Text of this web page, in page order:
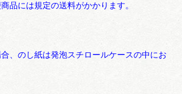
品には規定の送料がかかります。
合、のし紙は発泡スチロールケースの中にお